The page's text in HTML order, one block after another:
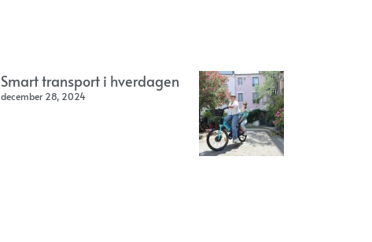
Smart transport i hverdagen
december 28, 2024